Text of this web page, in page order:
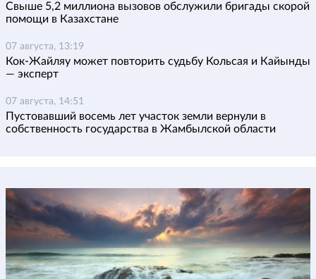
Свыше 5,2 миллиона вызовов обслужили бригады скорой
помощи в Казахстане
07 августа, 13:19
Кок-Жайляу может повторить судьбу Кольсая и Кайынды
— эксперт
07 августа, 14:51
Пустовавший восемь лет участок земли вернули в
собственность государства в Жамбылской области